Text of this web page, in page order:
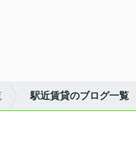
駅近賃貸のブログ一覧